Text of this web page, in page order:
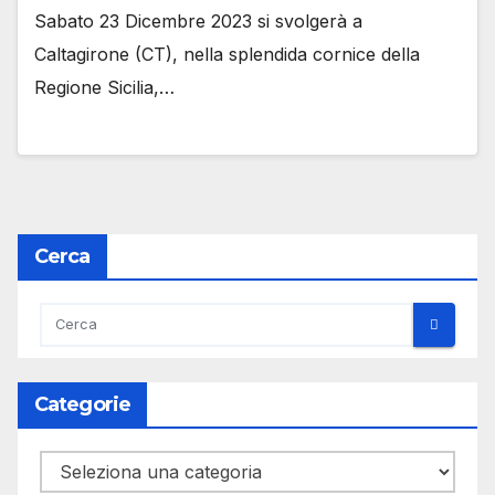
Sabato 23 Dicembre 2023 si svolgerà a
Caltagirone (CT), nella splendida cornice della
Regione Sicilia,…
Cerca
Categorie
Categorie